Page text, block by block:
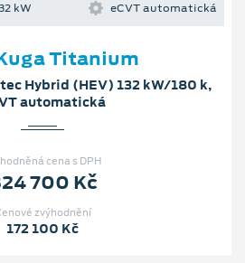
kW eCVT automatická
Titanium
Hybrid (HEV) 132 kW/180 k,
automatická
cena s DPH
700 Kč
zvýhodnění
172 100 Kč